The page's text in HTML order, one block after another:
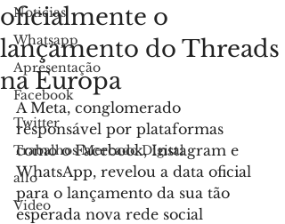
Noticias
Whatsapp
Apresentação
Facebook
Twitter
Trabalhos Mercado Digital
allo
Video
oficialmente o
lançamento do Threads
na Europa
A Meta, conglomerado
responsável por plataformas
como o Facebook, Instagram e
WhatsApp, revelou a data oficial
para o lançamento da sua tão
esperada nova rede social